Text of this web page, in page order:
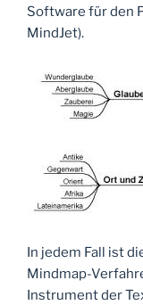
Software für den
MindJet).
In jedem Fall ist
Mindmap-
Instrument der